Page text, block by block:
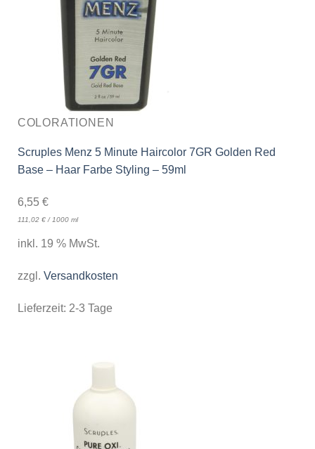
COLORATIONEN
Scruples Menz 5 Minute Haircolor 7GR Golden Red
Base – Haar Farbe Styling – 59ml
6,55 €
111,02 €/ 1000 ml
inkl. 19 % MwSt.
zzgl. Versandkosten
Lieferzeit: 2-3 Tage